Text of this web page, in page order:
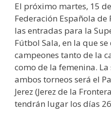
El próximo martes, 15
Federación Española
las entradas para la
Fútbol Sala, en la que
campeones tanto de la
como de la femenina. La
ambos torneos será el
Jerez (Jerez de la
tendrán lugar los días